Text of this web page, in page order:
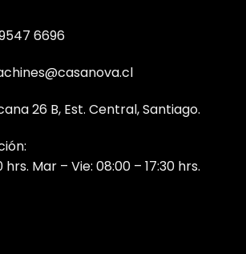
6696
26 B, Est. Central, Santiago.
hrs. Mar – Vie: 08:00 – 17:30 hrs.